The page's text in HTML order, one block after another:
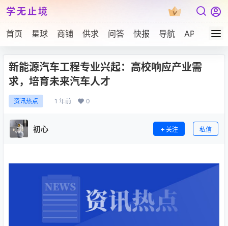
学无止境
首页 星球 商铺 供求 问答 快报 导航 APP下载
新能源汽车工程专业兴起：高校响应产业需
求，培育未来汽车人才
资讯热点 1 年前 0
初心 关注 私信